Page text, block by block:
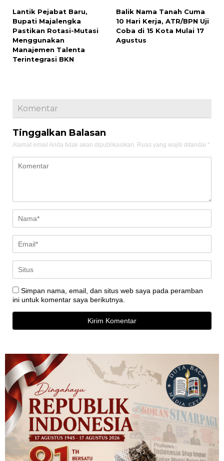
Lantik Pejabat Baru,
Bupati Majalengka
Pastikan Rotasi-Mutasi
Menggunakan
Manajemen Talenta
Terintegrasi BKN
Balik Nama Tanah Cuma
10 Hari Kerja, ATR/BPN Uji
Coba di 15 Kota Mulai 17
Agustus
Komentar
Tinggalkan Balasan
Alamat email Anda tidak akan dipublikasikan. Ruas yang wajib ditandai *
Simpan nama, email, dan situs web saya pada peramban
ini untuk komentar saya berikutnya.